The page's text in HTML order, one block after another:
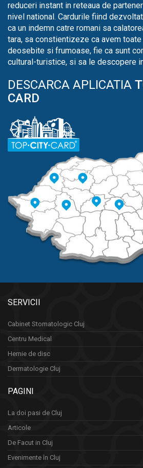
reduceri instant in reteaua de
nivel national. Cardurile fiind
ca un indemn catre romani sa
tara, sa constientizeze ca avem
deosebite si frumoase, fie ca sunt
cultural-turistice, si sa le descopere
DESCARCA APLICATIA
CARD
SERVICII
Cabinet Stomatologic Cluj
Centru Medical
Hernie de disc
Dermatologie Cluj
PAGINI
La doi pasi de Cluj
Articole
De Facut in Cluj
Evenimente în Cluj